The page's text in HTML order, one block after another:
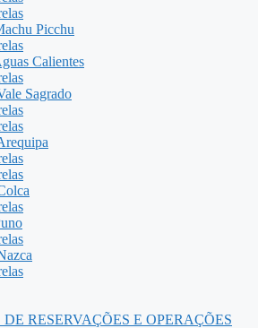
Picchu
Calientes
Sagrado
RESERVAÇÕES E OPERAÇÕES